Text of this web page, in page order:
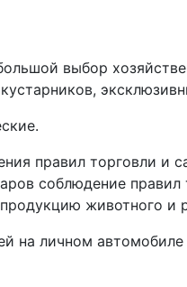
выбор
правил торговли и
соблюдение
животного
на личном